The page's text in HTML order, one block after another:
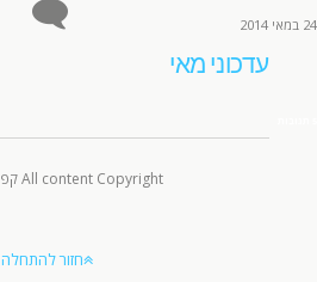
24 במאי 2014
עדכוני מאי
All content Copyright קפה+טלוויזיה
חזור להתחלה